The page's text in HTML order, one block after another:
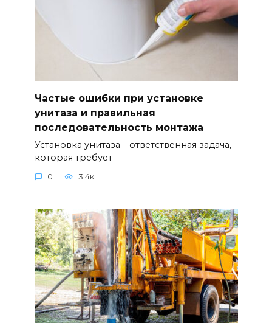
Частые ошибки при установке
унитаза и правильная
последовательность монтажа
Установка унитаза – ответственная задача,
которая требует
0 3.4к.